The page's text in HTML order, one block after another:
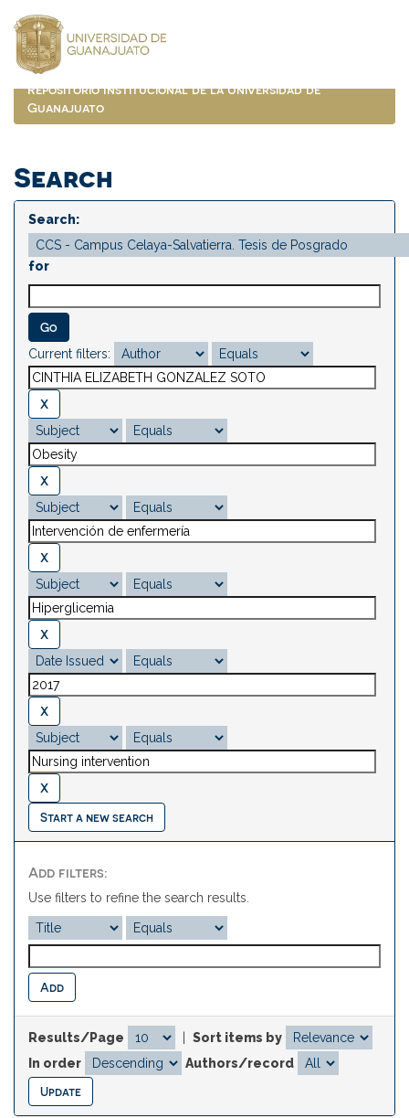
navigation
Repositorio Institucional de la Universidad de
Guanajuato
Search
Search:
for
Current filters:
Start a new search
Add filters:
Use filters to refine the search results.
Results/Page
Sort items by
In order
Authors/record